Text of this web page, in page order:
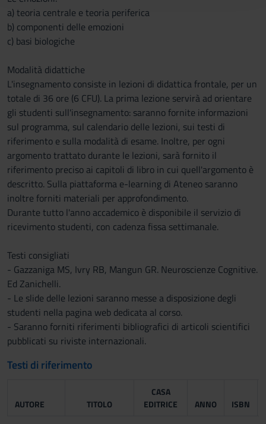
raccolto dal tuo utilizzo dei loro servizi.
a) teoria centrale e teoria periferica
b) componenti delle emozioni
c) basi biologiche
Modalità didattiche
L'insegnamento consiste in lezioni di didattica frontale, per un
totale di 36 ore (6 CFU). La prima lezione servirà ad orientare
gli studenti sull'insegnamento: saranno fornite informazioni
sul programma, sul calendario delle lezioni, sui testi di
riferimento e sulla modalità di esame. Inoltre, per ogni
argomento trattato durante le lezioni, sarà fornito il
riferimento preciso ai capitoli di libro in cui quell'argomento è
descritto. Sulla piattaforma e-learning di Ateneo saranno
inoltre forniti materiali per approfondimento.
Durante tutto l'anno accademico è disponibile il servizio di
ricevimento studenti, con cadenza fissa settimanale.
Testi consigliati
- Gazzaniga MS, Ivry RB, Mangun GR. Neuroscienze Cognitive.
Ed Zanichelli.
- Le slide delle lezioni saranno messe a disposizione degli
studenti nella pagina web dedicata al corso.
- Saranno forniti riferimenti bibliografici di articoli scientifici
pubblicati su riviste internazionali.
Testi di riferimento
AUTORE TITOLO
CASA
EDITRICE
ANNO ISBN